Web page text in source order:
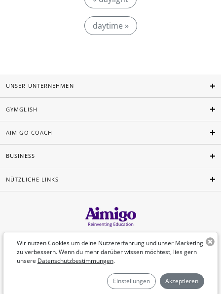
daytime »
Wir nutzen Cookies um deine Nutzererfahrung und unser Marketing
zu verbessern. Wenn du mehr darüber wissen möchtest, lies gern
unsere Datenschutzbestimmungen.
Einstellungen Akzeptieren
UNSER UNTERNEHMEN
GYMGLISH
AIMIGO COACH
BUSINESS
NÜTZLICHE LINKS
Deutsch
©Aimigo 2026